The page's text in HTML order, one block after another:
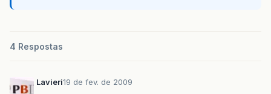
4 Respostas
Lavieri19 de fev. de 2009